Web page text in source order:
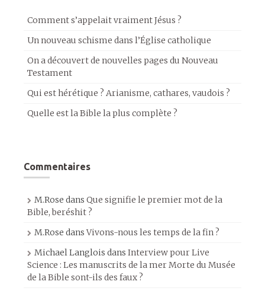
Comment s’appelait vraiment Jésus ?
Un nouveau schisme dans l’Église catholique
On a découvert de nouvelles pages du Nouveau
Testament
Qui est hérétique ? Arianisme, cathares, vaudois ?
Quelle est la Bible la plus complète ?
Commentaires
M.Rose dans Que signifie le premier mot de la
Bible, beréshit ?
M.Rose dansVivons-nous les temps de la fin ?
Michael Langlois dans Interview pour Live
Science : Les manuscrits de la mer Morte du Musée
de la Bible sont-ils des faux ?